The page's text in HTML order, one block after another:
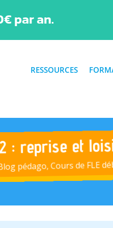
par an.
RESSOURCES
: reprise et
pédago,Cours de FLE